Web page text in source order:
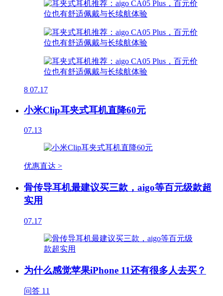
8 07.17
小米Clip耳夹式耳机直降60元
07.13
优惠直达 >
骨传导耳机最建议买三款，aigo等百元级款超
实用
07.17
为什么感觉苹果iPhone 11还有很多人去买？
问答 11